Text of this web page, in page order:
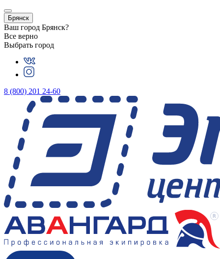
Брянск
Ваш город Брянск?
Все верно
Выбрать город
8 (800) 201 24-60